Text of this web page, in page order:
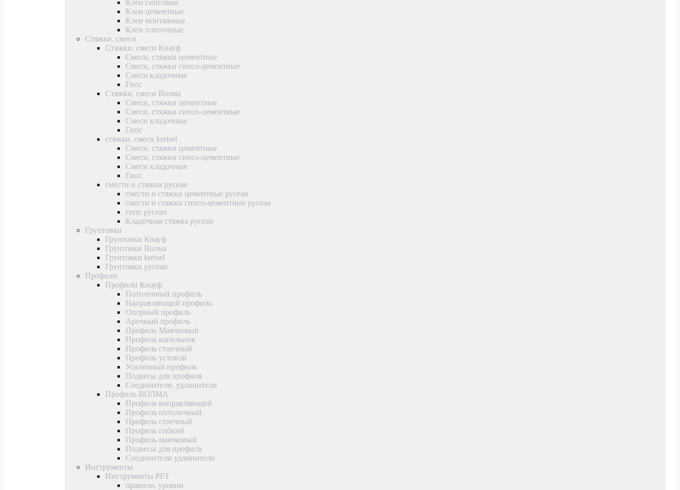
Клеи гипсовые
Клеи цементные
Клеи монтажные
Клеи плиточные
Стяжки, смеси
Стяжки, смеси Кнауф
Смеси, стяжки цементные
Смеси, стяжки гипсо-цементные
Смеси кладочные
Гипс
Стяжки, смеси Волма
Смеси, стяжки цементные
Смеси, стяжки гипсо-цементные
Смеси кладочные
Гипс
стяжки, смеси kreisel
Смеси, стяжки цементные
Смеси, стяжки гипсо-цементные
Смеси кладочные
Гипс
смести и стяжки русеан
смести и стяжки цементные русеан
смести и стяжки гипсо-цементные русеан
гипс русеан
Кладочная стяжка русеан
Грунтовки
Грунтовки Кнауф
Грунтовки Волма
Грунтовки kreisel
Грунтовки русеан
Профили
Профили Кнауф
Потолочный профиль
Направляющий профиль
Опорный профиль
Арочный профиль
Профиль Маячковый
Профиль капельник
Профиль стоечный
Профиль угловой
Усиленный профиль
Подвесы для профиля
Соединители, удлинители
Профиль ВОЛМА
Профиль направляющий
Профиль потолочный
Профиль стоечный
Профиль гибкий
Профиль маячковый
Подвесы для профиля
Соединители удлинители
Инструменты
Инструменты PFT
правило, уровни